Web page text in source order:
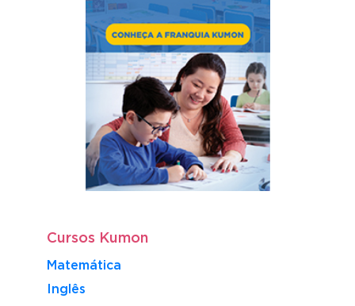
Cursos Kumon
Matemática
Inglês